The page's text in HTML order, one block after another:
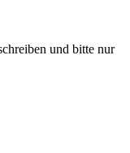
und bitte nur